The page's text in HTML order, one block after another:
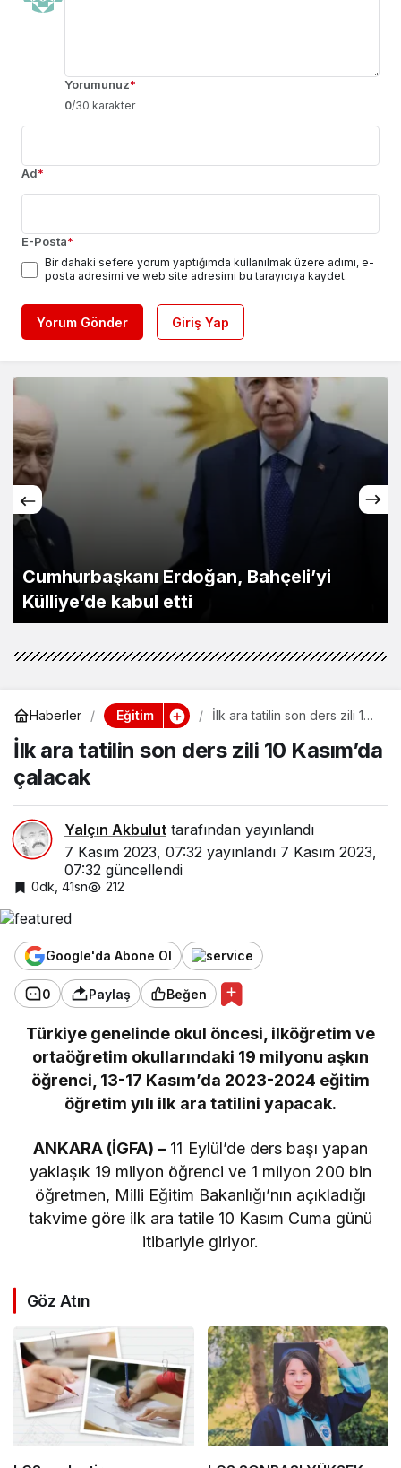
Yorumunuz*
0/30 karakter
Ad*
E-Posta*
Bir dahaki sefere yorum yaptığımda kullanılmak üzere adımı, e-
posta adresimi ve web site adresimi bu tarayıcıya kaydet.
Yorum Gönder Giriş Yap
Cumhurbaşkanı Erdoğan, Bahçeli’yi
Külliye’de kabul etti
Haberler Eğitim
İlk ara tatilin son ders zili 10
İlk ara tatilin son ders zili 10 Kasım’da
çalacak
Yalçın Akbulut tarafından yayınlandı
7 Kasım 2023, 07:32 yayınlandı 7 Kasım 2023,
07:32 güncellendi
0dk, 41sn 212
Google'da Abone Ol
0 Paylaş Beğen
Türkiye genelinde okul öncesi, ilköğretim ve
ortaöğretim okullarındaki 19 milyonu aşkın
öğrenci, 13-17 Kasım’da 2023-2024 eğitim
öğretim yılı ilk ara tatilini yapacak.
ANKARA (İGFA) – 11 Eylül’de ders başı yapan
yaklaşık 19 milyon öğrenci ve 1 milyon 200 bin
öğretmen, Milli Eğitim Bakanlığı’nın açıkladığı
takvime göre ilk ara tatile 10 Kasım Cuma günü
itibariyle giriyor.
Göz Atın